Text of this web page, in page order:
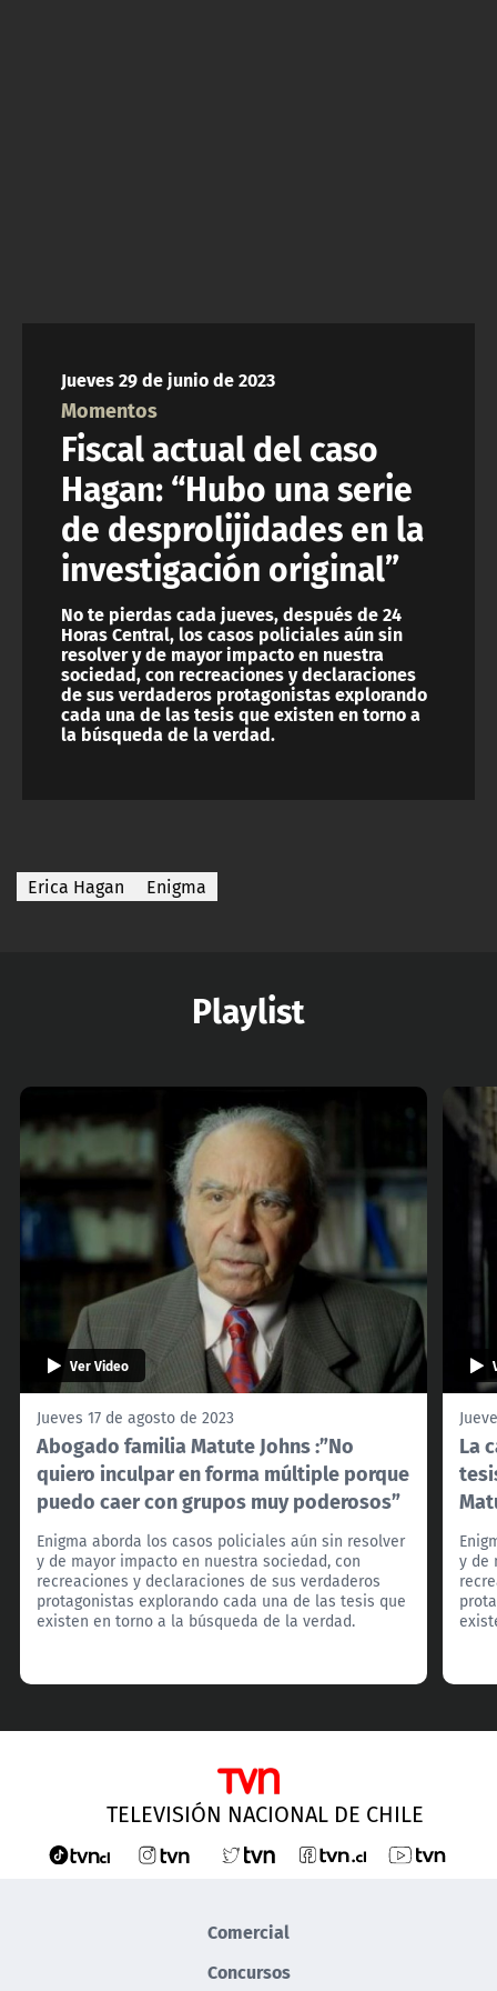
Jueves 29 de junio de 2023
Momentos
Fiscal actual del caso
Hagan: “Hubo una serie
de desprolijidades en la
investigación original”
No te pierdas cada jueves, después de 24
Horas Central, los casos policiales aún sin
resolver y de mayor impacto en nuestra
sociedad, con recreaciones y declaraciones
de sus verdaderos protagonistas explorando
cada una de las tesis que existen en torno a
la búsqueda de la verdad.
Erica Hagan Enigma
Playlist
Ver Video
Jueves 17 de agosto de 2023
Abogado familia Matute Johns :”No
quiero inculpar en forma múltiple porque
puedo caer con grupos muy poderosos”
Enigma aborda los casos policiales aún sin resolver
y de mayor impacto en nuestra sociedad, con
recreaciones y declaraciones de sus verdaderos
protagonistas explorando cada una de las tesis que
existen en torno a la búsqueda de la verdad.
La
y de
TELEVISIÓN NACIONAL DE CHILE
Comercial
Concursos